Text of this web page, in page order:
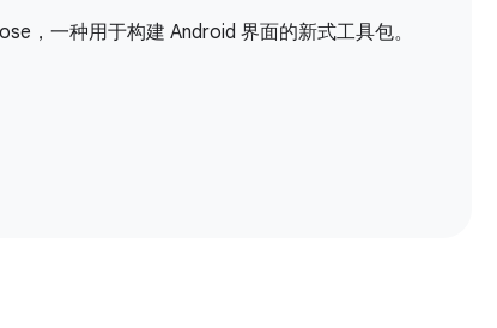
，一种用于构建 Android 界面的新式工具包。